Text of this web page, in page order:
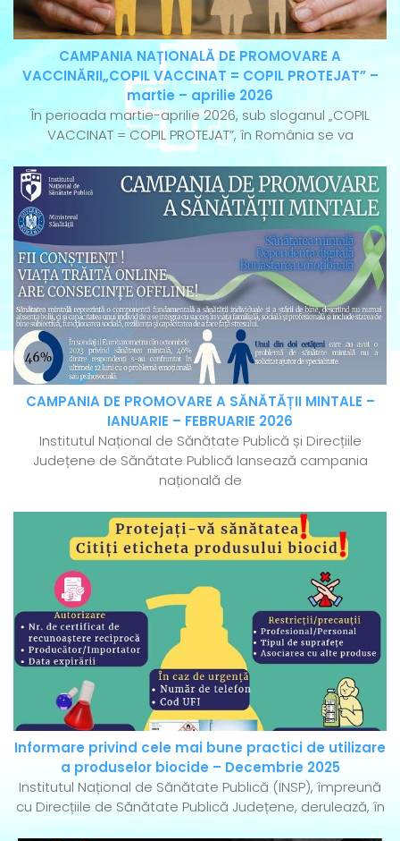
CAMPANIA NAȚIONALĂ DE PROMOVARE A
VACCINĂRII„COPIL VACCINAT = COPIL PROTEJAT” –
martie – aprilie 2026
În perioada martie-aprilie 2026, sub sloganul „COPIL
VACCINAT = COPIL PROTEJAT”, în România se va
CAMPANIA DE PROMOVARE A SĂNĂTĂȚII MINTALE –
IANUARIE – FEBRUARIE 2026
Institutul Național de Sănătate Publică și Direcțiile
Județene de Sănătate Publică lansează campania
națională de
Informare privind cele mai bune practici de utilizare
a produselor biocide – Decembrie 2025
Institutul Național de Sănătate Publică (INSP), împreună
cu Direcțiile de Sănătate Publică Județene, derulează, în